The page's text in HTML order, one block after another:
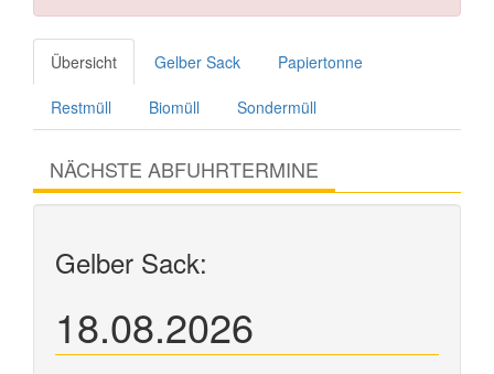
Übersicht Gelber Sack Papiertonne
Restmüll Biomüll Sondermüll
NÄCHSTE ABFUHRTERMINE
Gelber Sack:
18.08.2026